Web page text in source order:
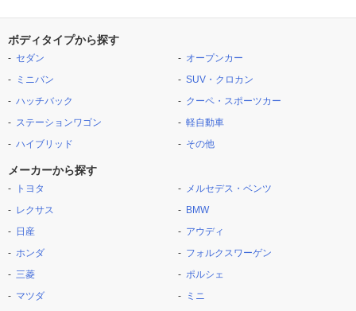
ボディタイプから探す
セダン
ミニバン
ハッチバック
ステーションワゴン
ハイブリッド
オープンカー
SUV・クロカン
クーペ・スポーツカー
軽自動車
その他
メーカーから探す
トヨタ
レクサス
日産
ホンダ
三菱
マツダ
メルセデス・ベンツ
BMW
アウディ
フォルクスワーゲン
ポルシェ
ミニ